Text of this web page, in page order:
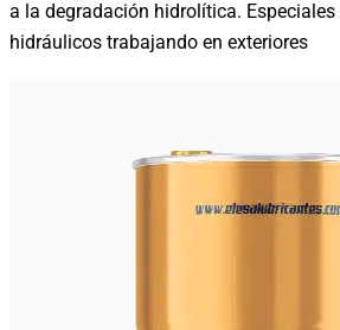
a la degradación hidrolítica.
hidráulicos trabajando en exteriores